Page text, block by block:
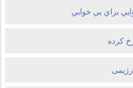
براي بي خوابي
کرده